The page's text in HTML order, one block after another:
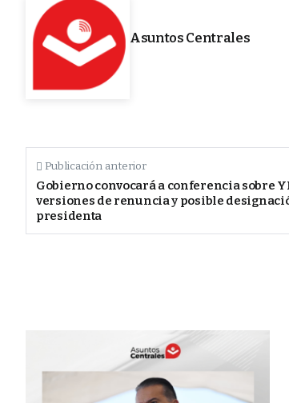
Asuntos Centrales
Publicación anterior
Gobierno convocará a conferencia sobre
versiones de renuncia y posible
presidenta